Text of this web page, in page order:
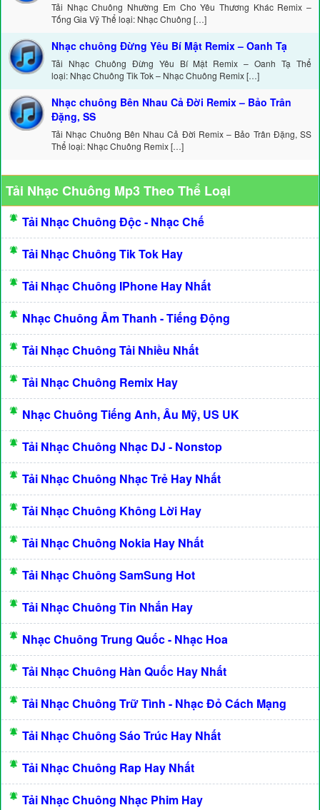
Tải Nhạc Chuông Nhường Em Cho Yêu Thương Khác Remix –
Tống Gia Vỹ Thể loại: Nhạc Chuông […]
Nhạc chuông Đừng Yêu Bí Mật Remix – Oanh Tạ
Tải Nhạc Chuông Đừng Yêu Bí Mật Remix – Oanh Tạ Thể
loại: Nhạc Chuông Tik Tok – Nhạc Chuông Remix […]
Nhạc chuông Bên Nhau Cả Đời Remix – Bảo Trân
Đặng, SS
Tải Nhạc Chuông Bên Nhau Cả Đời Remix – Bảo Trân Đặng, SS
Thể loại: Nhạc Chuông Remix […]
Tải Nhạc Chuông Mp3 Theo Thể Loại
Tải Nhạc Chuông Độc - Nhạc Chế
Tải Nhạc Chuông Tik Tok Hay
Tải Nhạc Chuông IPhone Hay Nhất
Nhạc Chuông Âm Thanh - Tiếng Động
Tải Nhạc Chuông Tải Nhiều Nhất
Tải Nhạc Chuông Remix Hay
Nhạc Chuông Tiếng Anh, Âu Mỹ, US UK
Tải Nhạc Chuông Nhạc DJ - Nonstop
Tải Nhạc Chuông Nhạc Trẻ Hay Nhất
Tải Nhạc Chuông Không Lời Hay
Tải Nhạc Chuông Nokia Hay Nhất
Tải Nhạc Chuông SamSung Hot
Tải Nhạc Chuông Tin Nhắn Hay
Nhạc Chuông Trung Quốc - Nhạc Hoa
Tải Nhạc Chuông Hàn Quốc Hay Nhất
Tải Nhạc Chuông Trữ Tình - Nhạc Đỏ Cách Mạng
Tải Nhạc Chuông Sáo Trúc Hay Nhất
Tải Nhạc Chuông Rap Hay Nhất
Tải Nhạc Chuông Nhạc Phim Hay